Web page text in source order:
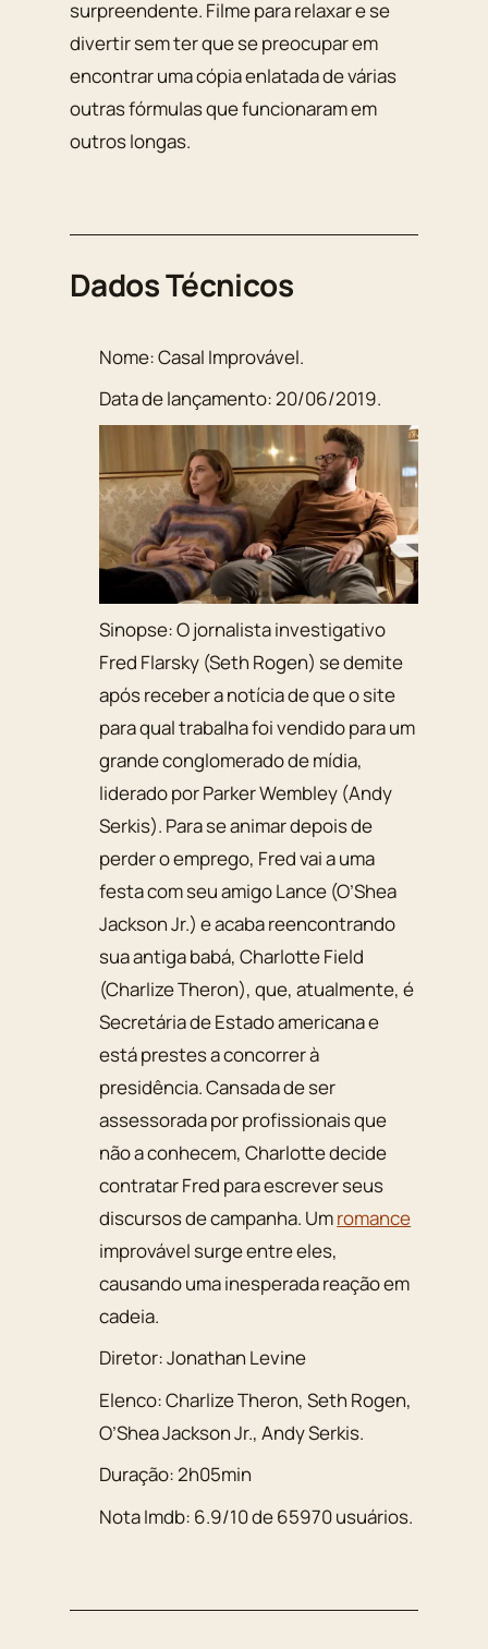
surpreendente. Filme para relaxar e se
divertir sem ter que se preocupar em
encontrar uma cópia enlatada de várias
outras fórmulas que funcionaram em
outros longas.
Dados Técnicos
Nome:Casal Improvável.
Data de lançamento:20/06/2019.
Sinopse:O jornalista investigativo
Fred Flarsky (Seth Rogen) se demite
após receber a notícia de que o site
para qual trabalha foi vendido para um
grande conglomerado de mídia,
liderado por Parker Wembley (Andy
Serkis). Para se animar depois de
perder o emprego, Fred vai a uma
festa com seu amigo Lance (O’Shea
Jackson Jr.) e acaba reencontrando
sua antiga babá, Charlotte Field
(Charlize Theron), que, atualmente, é
Secretária de Estado americana e
está prestes a concorrer à
presidência. Cansada de ser
assessorada por profissionais que
não a conhecem, Charlotte decide
contratar Fred para escrever seus
discursos de campanha. Umromance
improvável surge entre eles,
causando uma inesperada reação em
cadeia.
Diretor:Jonathan Levine
Elenco:Charlize Theron,Seth Rogen,
O’Shea Jackson Jr.,Andy Serkis.
Duração:2h05min
Nota Imdb: 6.9/10de65970usuários.